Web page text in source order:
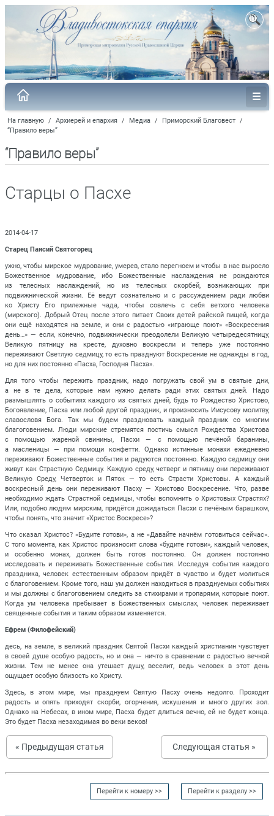
На главную / Архиерей и епархия / Медиа / Приморский Благовест /
“Правило веры”
“Правило веры”
Старцы о Пасхе
2014-04-17
Старец Паисий Святогорец
ужно, чтобы мирское мудрование, умерев, стало перегноем и чтобы в нас выросло
Божественное мудрование, ибо Божественные наслаждения не рождаются
из телесных наслаждений, но из телесных скорбей, возникающих при
подвижнической жизни. Её ведут сознательно и с рассуждением ради любви
ко Христу Его прилежные чада, чтобы совлечь с себя ветхого человека
(мирского). Добрый Отец после этого питает Своих детей райской пищей, когда
они ещё находятся на земле, и они с радостью «играюще поют» «Воскресения
день…» — если, конечно, подвижнически преодолели Великую четыредесятницу,
Великую пятницу на кресте, духовно воскресли и теперь уже постоянно
переживают Светлую седмицу, то есть празднуют Воскресение не однажды в год,
но для них постоянно «Пасха, Господня Пасха».
Для того чтобы пережить праздник, надо погружать свой ум в святые дни,
а не в те дела, которые нам нужно делать ради этих святых дней. Надо
размышлять о событиях каждого из святых дней, будь то Рождество Христово,
Богоявление, Пасха или любой другой праздник, и произносить Иисусову молитву,
славословя Бога. Так мы будем праздновать каждый праздник со многим
благоговением. Люди мирские стремятся постичь смысл Рождества Христова
с помощью жареной свинины, Пасхи — с помощью печёной баранины,
а масленицы — при помощи конфетти. Однако истинные монахи ежедневно
переживают Божественные события и радуются постоянно. Каждую седмицу они
живут как Страстную Седмицу. Каждую среду, четверг и пятницу они переживают
Великую Среду, Четверток и Пяток — то есть Страсти Христовы. А каждый
воскресный день они переживают Пасху — Христово Воскресение. Что, разве
необходимо ждать Страстной седмицы, чтобы вспомнить о Христовых Страстях?
Или, подобно людям мирским, придётся дожидаться Пасхи с печёным барашком,
чтобы понять, что значит «Христос Воскресе»?
Что сказал Христос? «Будите готови», а не «Давайте начнём готовиться сейчас».
С того момента, как Христос произносит слова «будите готови», каждый человек,
и особенно монах, должен быть готов постоянно. Он должен постоянно
исследовать и переживать Божественные события. Исследуя события каждого
праздника, человек естественным образом придёт в чувство и будет молиться
с благоговением. Кроме того, наш ум должен находиться в празднуемых событиях
и мы должны с благоговением следить за стихирами и тропарями, которые поют.
Когда ум человека пребывает в Божественных смыслах, человек переживает
священные события и таким образом изменяется.
Ефрем (Филофейский)
десь, на земле, в великий праздник Святой Пасхи каждый христианин чувствует
в своей душе особую радость, но и она — ничто в сравнении с радостью вечной
жизни. Тем не менее она утешает душу, веселит, ведь человек в этот день
ощущает особую близость ко Христу.
Здесь, в этом мире, мы празднуем Святую Пасху очень недолго. Проходит
радость и опять приходят скорби, огорчения, искушения и много других зол.
Однако на Небесах, в ином мире, Пасха будет длиться вечно, ей не будет конца.
Это будет Пасха незаходимая во веки веков!
« Предыдущая статья Следующая статья »
Перейти к разделу >>
Перейти к номеру >>